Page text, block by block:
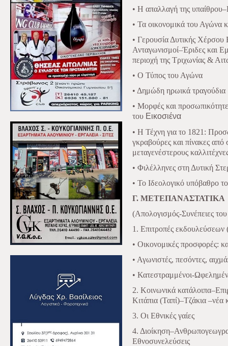
• Η απαλλαγή της
• Τα οικονομικά του Αγώνα
• Γερουσία Δυτικής
Ανταγωνισμοί–Έριδες και
περιοχή της Τριχωνίας &
• Ο Τύπος του Αγώνα
• Δημώδη ηρωικά τραγούδια
• Μορφές και
του Εικοσιένα
• Η Τέχνη για το 1821:
γκραβούρες και πίνακες
μεταγενέστερους
• Φιλέλληνες στη Δυτική
• Το Ιδεολογικό υπόβαθρο
Γ. ΜΕΤΕΠΑΝΑΣΤΑΤΙΚΑ
(Απολογισμός-Συνέπειες
1. Επιτροπές
• Οικονομικές προσφορές:
• Αγωνιστές, πεσόντες,
• Κατεστραμμένοι-
2. Κοινωνικά
Κιτάπια (Ταπί)–Τζάκια
3. Οι Εθνικές γαίες
4.
Εθνοσυνελεύσεις